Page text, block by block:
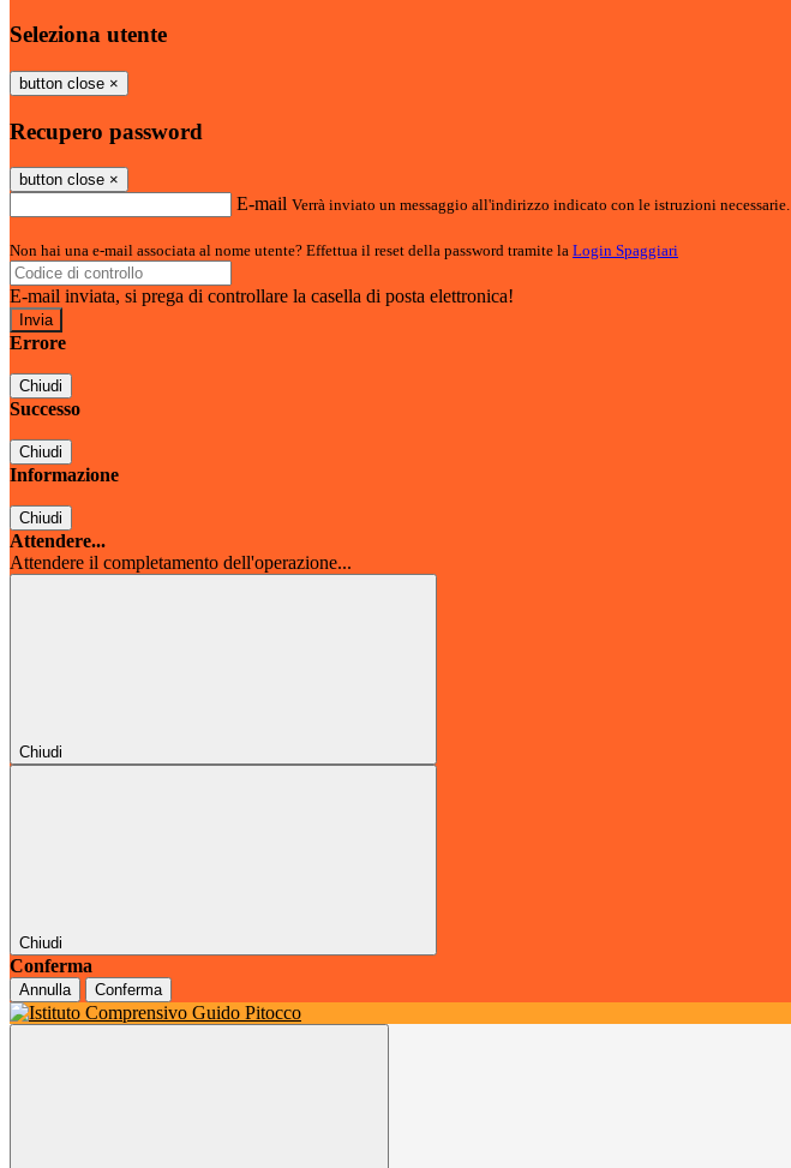
Seleziona utente
button close ×
Recupero password
button close ×
E-mail Verrà inviato un messaggio all'indirizzo indicato con le istruzioni necessarie.
Non hai una e-mail associata al nome utente? Effettua il reset della password tramite la Login Spaggiari
E-mail inviata, si prega di controllare la casella di posta elettronica!
Errore
Chiudi
Successo
Chiudi
Informazione
Chiudi
Attendere...
Attendere il completamento dell'operazione...
Chiudi
Chiudi
Conferma
Annulla Conferma